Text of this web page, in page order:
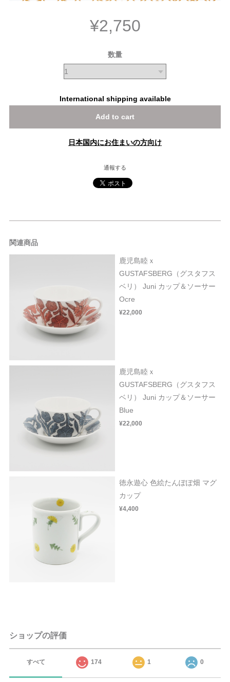
¥2,750
数量
International shipping available
Add to cart
日本国内にお住まいの方向け
通報する
関連商品
鹿児島睦ｘ
GUSTAFSBERG（グスタフス
ベリ） Juni カップ＆ソーサー
Ocre
¥22,000
鹿児島睦ｘ
GUSTAFSBERG（グスタフス
ベリ） Juni カップ＆ソーサー
Blue
¥22,000
徳永遊心 色絵たんぽぽ畑 マグ
カップ
¥4,400
ショップの評価
すべて 174 1 0